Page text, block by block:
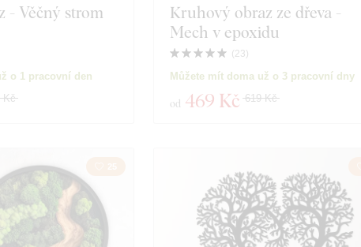
- Věčný strom
o 1 pracovní den
Kč
Kruhový obraz ze dřeva -
Mech v epoxidu
(23)
Můžete mít doma už o 3 pracovní dny
od 469 Kč 619 Kč